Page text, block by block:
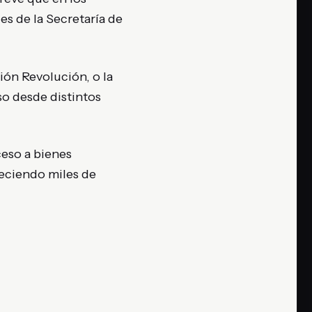
de la Secretaría de
Revolución, o la
desde distintos
a bienes
miles de